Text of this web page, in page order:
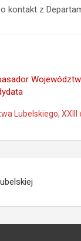
kontakt z
Lubelskiego, XXIII